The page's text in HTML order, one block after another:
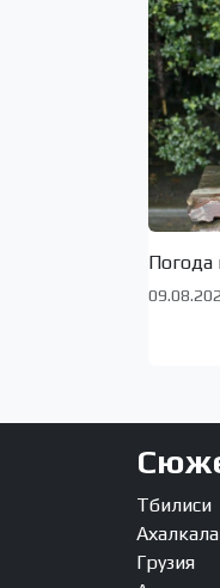
Погода
Тбилиси
Грузия